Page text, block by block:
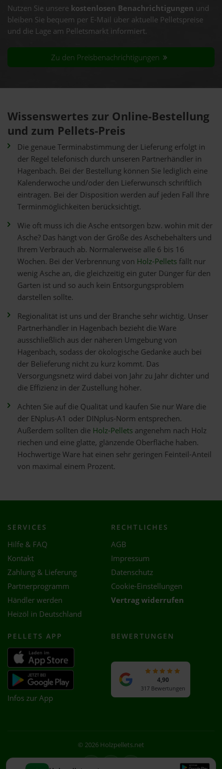
Nutzen Sie unsere kostenlosen Benachrichtigungen und
bleiben Sie bequem per E-Mail über aktuelle Pelletspreise
und die Lage am Pelletsmarkt informiert.
Zu den Preisbenachrichtigungen
Wissenswertes zur Online-Bestellung
und zum Pellets-Preis
Die genaue Terminabstimmung der Lieferung erfolgt in
der Regel telefonisch durch unseren Partnerhändler in
Hagenbach. Bei der Bestellung können Sie lediglich eine
Kalenderwoche und/oder den Lieferwunsch schriftlich
eintragen. Bei der Disposition werden auf jeden Fall Ihre
Terminmöglichkeiten berücksichtigt.
Wie oft muss ich die Asche entsorgen bzw. wohin mit der
Asche? Das hängt von der Größe des Aschebehälters und
Ihrem Verbrauch ab. Normalerweise alle 6 bis 16
Wochen. Bei der Verbrennung von Holz-Pelletsfällt nur
wenig Asche an, die gleichzeitig ein guter Dünger für den
Garten ist und so auch kein Entsorgungsproblem
darstellen sollte.
Regionalität ist uns und der Branche sehr wichtig. Unser
Partnerhändler in Hagenbach bezieht die Ware
ausschließlich aus der näheren Umgebung von
Hagenbach, sodass der ökologische Gedanke auch bei
der Belieferung nicht zu kurz kommt. Das
Versorgungsnetz wird dabei von Jahr zu Jahr dichter und
die Effizienz in der Zustellung höher.
Achten Sie auf die Qualität und kaufen Sie nur Ware die
der ENplus-A1 oder DINplus-Norm entsprechen.
Außerdem sollten die Holz-Pellets angenehm nach Holz
riechen und eine glatte, glänzende Oberfläche haben.
Hochwertige Ware hat einen sehr geringen Feinteil-Anteil
von maximal einem Prozent.
SERVICES
Hilfe & FAQ
Kontakt
Zahlung & Lieferung
Partnerprogramm
Händler werden
Heizöl in Deutschland
RECHTLICHES
AGB
Impressum
Datenschutz
Cookie-Einstellungen
Vertrag widerrufen
PELLETS APP
Infos zur App
BEWERTUNGEN
4,90
317 Bewertungen
© 2026 Holzpellets.net